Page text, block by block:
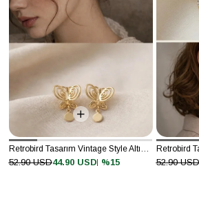
Retrobird Tasarım Vintage Style Altın Renkli Küpe
%15
44.90 USD
52.90 USD 52.90 USD